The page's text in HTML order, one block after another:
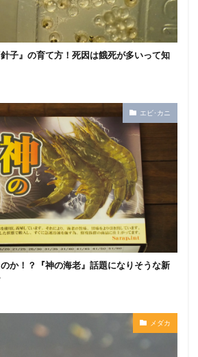
子』の育て方！死因は餓死が多いって知
エビ･カニ
のか！？『神の海老』話題になりそうな新
メダカ